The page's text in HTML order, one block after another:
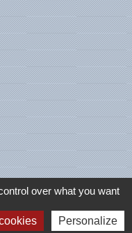
over what you want
Personalize